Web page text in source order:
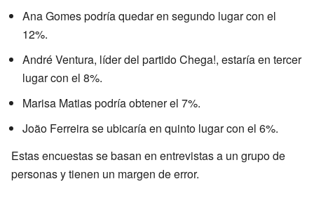
Ana Gomes podría quedar en segundo lugar con el
12%.
André Ventura, líder del partido Chega!, estaría en tercer
lugar con el 8%.
Marisa Matias podría obtener el 7%.
João Ferreira se ubicaría en quinto lugar con el 6%.
Estas encuestas se basan en entrevistas a un grupo de
personas y tienen un margen de error.